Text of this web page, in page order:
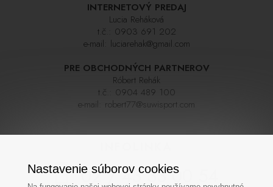
INTERNETOVÝ PREDAJ
Lucia Reháková
t.č.: 0903 691 202
e-mail: luciarehak@gmail.com
PRE OBCHODNÝCH PARTNEROV
Róbert Rehák
t.č.: 0904 489 100
e-mail: robert77@suwisport.com
02 / 43 33 00 54
Nastavenie súborov cookies